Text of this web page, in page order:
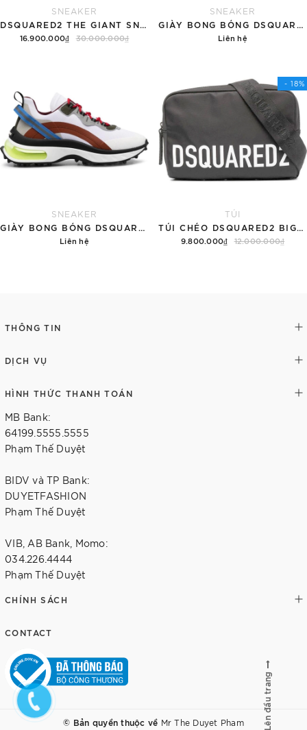
SNEAKER
16.900.000₫ 30.000.000₫
SNEAKER
Liên hệ
SNEAKER
Liên hệ
- 18%
TÚI
9.800.000₫ 12.000.000₫
THÔNG TIN
DỊCH VỤ
HÌNH THỨC THANH TOÁN
MB Bank:
64199.5555.5555
Phạm Thế Duyệt
BIDV và TP Bank:
DUYETFASHION
Phạm Thế Duyệt
VIB, AB Bank, Momo:
034.226.4444
Phạm Thế Duyệt
CHÍNH SÁCH
CONTACT
© Bản quyền thuộc về Mr The Duyet Pham Lên đầu trang